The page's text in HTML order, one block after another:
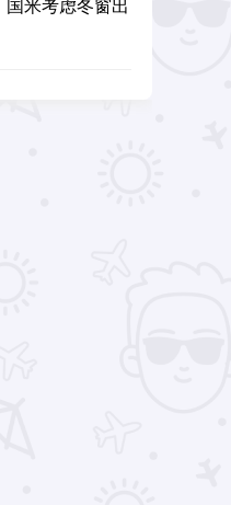
米考虑冬窗出